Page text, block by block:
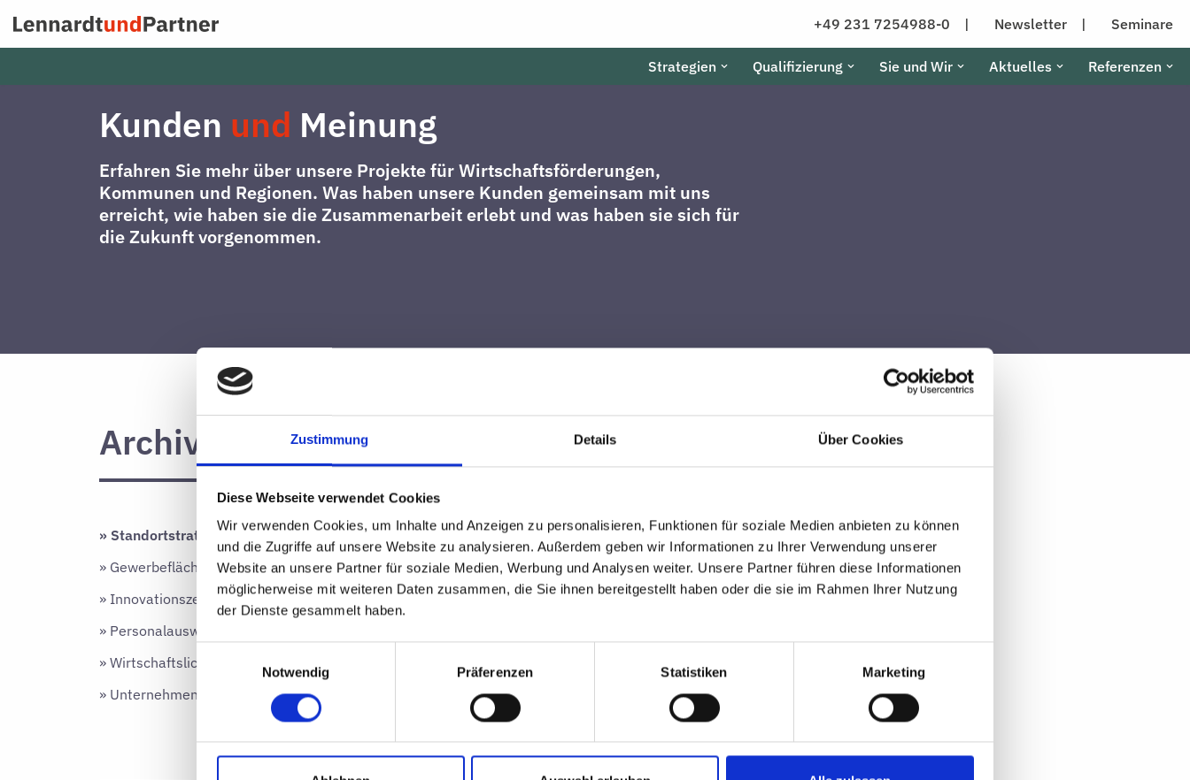
Zustimmung Details Über Cookies
Diese Webseite verwendet Cookies
Wir verwenden Cookies, um Inhalte und Anzeigen zu personalisieren, Funktionen für soziale Medien anbieten zu können
und die Zugriffe auf unsere Website zu analysieren. Außerdem geben wir Informationen zu Ihrer Verwendung unserer
Website an unsere Partner für soziale Medien, Werbung und Analysen weiter. Unsere Partner führen diese Informationen
möglicherweise mit weiteren Daten zusammen, die Sie ihnen bereitgestellt haben oder die sie im Rahmen Ihrer Nutzung
der Dienste gesammelt haben.
Notwendig
Präferenzen Statistiken Marketing
Zum
+49 231 7254988-0 | Newsletter | Seminare
Strategien Qualifizierung Sie und Wir Aktuelles Referenzen
Kunden und Meinung
Erfahren Sie mehr über unsere Projekte für Wirtschaftsförderungen,
Kommunen und Regionen. Was haben unsere Kunden gemeinsam mit uns
erreicht, wie haben sie die Zusammenarbeit erlebt und was haben sie sich für
die Zukunft vorgenommen.
Archiv Kundenstimmen
» Standortstrategie
» Gewerbeflächen
» Innovationszentren
» Personalauswahl
» Wirtschaftslichkeitsberechnungen
» Unternehmensbefragungen